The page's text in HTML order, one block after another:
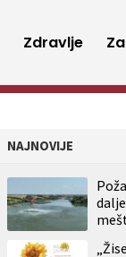
Zdravlje
NAJNOVIJE